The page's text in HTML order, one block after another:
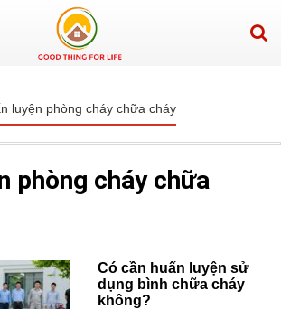
luyện phòng cháy chữa cháy
phòng cháy chữa
Có cần huấn luyện sử
dụng bình chữa cháy
không?